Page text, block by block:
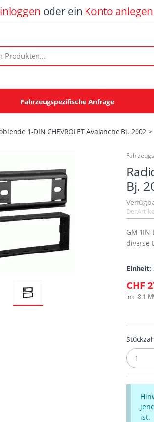
oder ein Konto anlegen
Fahrzeugspezifische Anfrage
1-DIN CHEVROLET Avalanche Bj. 2002 >
Bj.
Der
GM 1IN
diverse
Einheit:
CHF
inkl. 8.1
ist.